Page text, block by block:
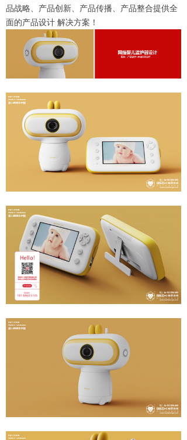
品战略、产品创新、产品传播、产品整合提供全
面的产品设计 解决方案！